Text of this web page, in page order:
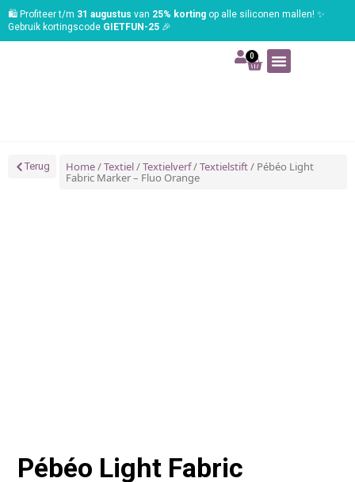
🛍️ Profiteer t/m 31 augustus van 25% korting op alle siliconen mallen! ✨
Gebruik kortingscode GIETFUN-25 🎉
0
Terug Home/Textiel/Textielverf/Textielstift/ Pébéo Light
Fabric Marker – Fluo Orange
Pébéo Light Fabric